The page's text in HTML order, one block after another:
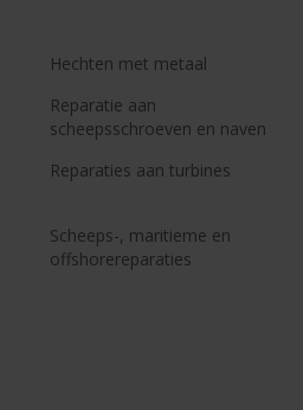
Hechten met metaal
Reparatie aan
scheepsschroeven en naven
Reparaties aan turbines
Scheeps-, maritieme en
offshorereparaties